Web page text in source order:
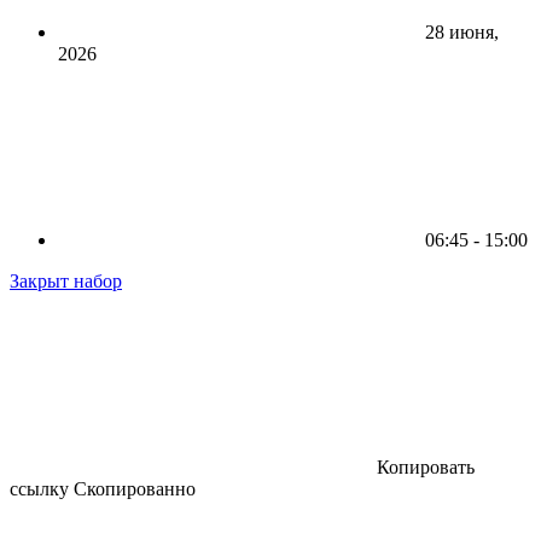
28 июня,
2026
06:45 - 15:00
Закрыт набор
Копировать
ссылку Скопированно